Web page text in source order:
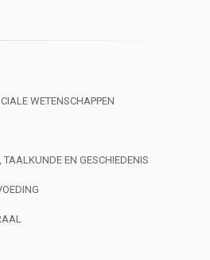
WETENSCHAPPEN
TAALKUNDE EN GESCHIEDENIS